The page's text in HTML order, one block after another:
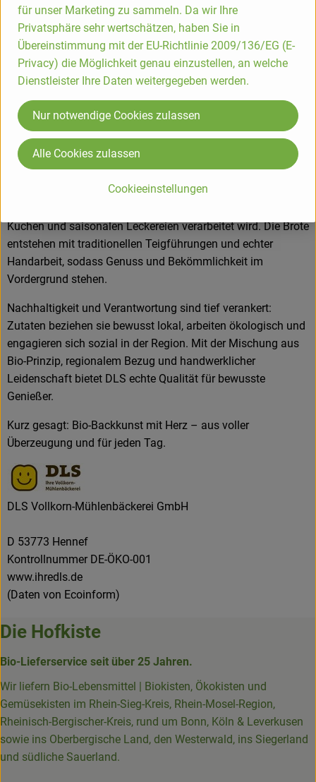
Die DLS Vollkorn-Mühlenbäckerei GmbH (auch bekannt als
IHR EDL S) ist eine traditionelle Bio-Bäckerei aus Hennef, die
seit 1991 aus Überzeugung hochwertige Backwaren aus
kontrolliert biologischen und Demeter-Zutaten herstellt.
Gründer David Lee Schlenker brachte seine Liebe zum
deutschen Vollkornbrot aus den USA mit und lebt sie mit
seinem Team jeden Tag aufs Neue handwerklich aus – ganz
ohne künstliche Zusatzstoffe.
Im eigenen Betrieb wird das Getreide aus der Region (vor
allem Demeter-Getreide) sortenrein und schonend in
Kuchen und saisonalen Leckereien verarbeitet wird. Die Brote
entstehen mit traditionellen Teigführungen und echter
Handarbeit, sodass Genuss und Bekömmlichkeit im
Vordergrund stehen.
Nachhaltigkeit und Verantwortung sind tief verankert:
Zutaten beziehen sie bewusst lokal, arbeiten ökologisch und
engagieren sich sozial in der Region. Mit der Mischung aus
Bio-Prinzip, regionalem Bezug und handwerklicher
Leidenschaft bietet DLS echte Qualität für bewusste
Genießer.
Kurz gesagt: Bio-Backkunst mit Herz – aus voller
Überzeugung und für jeden Tag.
DLS Vollkorn-Mühlenbäckerei GmbH
D 53773 Hennef
Kontrollnummer DE-ÖKO-001
www.ihredls.de
(Daten von Ecoinform)
Die Hofkiste
Bio-Lieferservice seit über 25 Jahren.
Wir liefern Bio-Lebensmittel | Biokisten, Ökokisten und
Gemüsekisten im Rhein-Sieg-Kreis, Rhein-Mosel-Region,
Rheinisch-Bergischer-Kreis, rund um Bonn, Köln & Leverkusen
sowie ins Oberbergische Land, den Westerwald, ins Siegerland
und südliche Sauerland.
für unser Marketing zu sammeln. Da wir Ihre
Privatsphäre sehr wertschätzen, haben Sie in
Übereinstimmung mit der EU-Richtlinie 2009/136/EG (E-
Privacy) die Möglichkeit genau einzustellen, an welche
Dienstleister Ihre Daten weitergegeben werden.
Cookieeinstellungen
Nur notwendige Cookies zulassen
Alle Cookies zulassen